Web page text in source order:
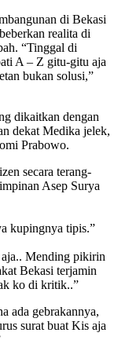
di Bekasi
realita di
“Tinggal di
A – Z gitu-gitu aja
bukan solusi,”
dikaitkan dengan
dekat Medika jelek,
Prabowo.
secara terang-
Asep Surya
kupingnya tipis.”
Mending pikirin
Bekasi terjamin
ko di kritik..”
ada gebrakannya,
surat buat Kis aja